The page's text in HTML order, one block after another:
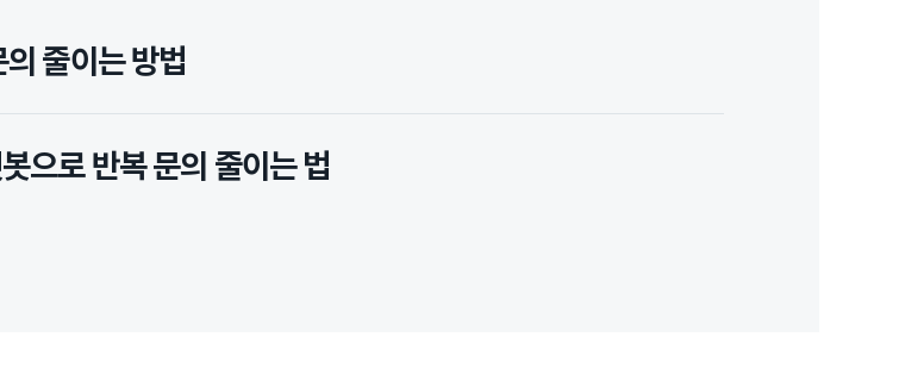
줄이는 방법
으로 반복 문의 줄이는 법